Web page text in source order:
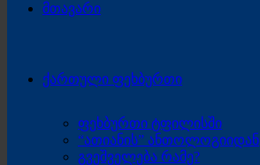
მთავარი
ქართული ფეხბურთი
ფეხბურთი ტფილისში
“ათიანის” ანთოლოგიიდან
გვეშველება რამე?